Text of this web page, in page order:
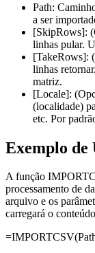
Path:
a ser
[SkipRows]:
linhas pular.
[TakeRows]:
linhas
matriz.
[Locale]:
(localidade)
etc. Por
Exemplo de
A função
processamento de
arquivo e os
carregará o
=IMPORTCSV(